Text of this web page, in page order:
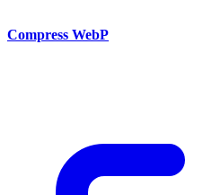
Compress WebP